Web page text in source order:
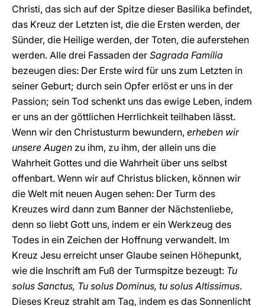
Christi, das sich auf der Spitze dieser Basilika befindet,
das Kreuz der Letzten ist, die die Ersten werden, der
Sünder, die Heilige werden, der Toten, die auferstehen
werden. Alle drei Fassaden der Sagrada Família
bezeugen dies: Der Erste wird für uns zum Letzten in
seiner Geburt; durch sein Opfer erlöst er uns in der
Passion; sein Tod schenkt uns das ewige Leben, indem
er uns an der göttlichen Herrlichkeit teilhaben lässt.
Wenn wir den Christusturm bewundern, erheben wir
unsere Augen zu ihm, zu ihm, der allein uns die
Wahrheit Gottes und die Wahrheit über uns selbst
offenbart. Wenn wir auf Christus blicken, können wir
die Welt mit neuen Augen sehen: Der Turm des
Kreuzes wird dann zum Banner der Nächstenliebe,
denn so liebt Gott uns, indem er ein Werkzeug des
Todes in ein Zeichen der Hoffnung verwandelt. Im
Kreuz Jesu erreicht unser Glaube seinen Höhepunkt,
wie die Inschrift am Fuß der Turmspitze bezeugt: Tu
solus Sanctus, Tu solus Dominus, tu solus Altissimus.
Dieses Kreuz strahlt am Tag, indem es das Sonnenlicht